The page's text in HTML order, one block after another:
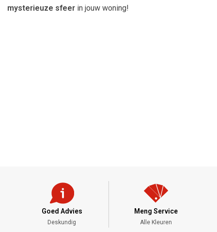
mysterieuze sfeer in jouw woning!
Goed Advies
Deskundig
Meng Service
Alle Kleuren